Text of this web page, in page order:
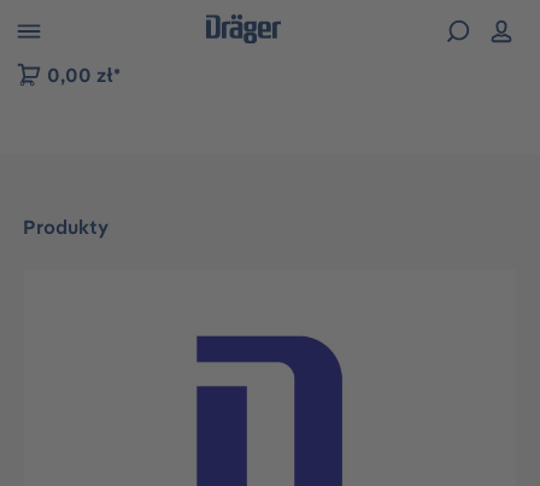
do nawigacji na platformie B2B
0,00 zł*
Produkty
Pomiń galerię zdjęć